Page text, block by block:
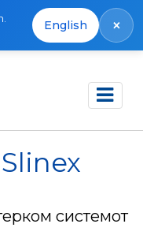
English ×
системот